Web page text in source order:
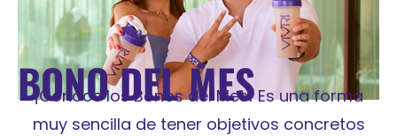
BONO DEL MES
¡Conoce los Bonos del Mes! Es una forma
muy sencilla de tener objetivos concretos